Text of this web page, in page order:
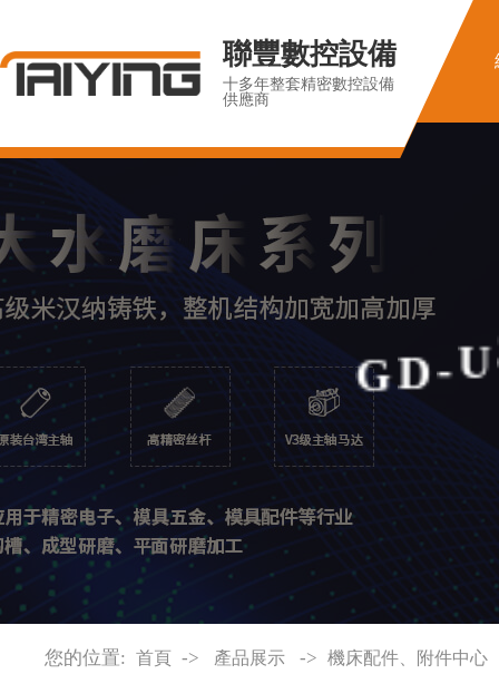
聯豐數控設備
十多年整套精密數控設備
供應商
GD-U
您的位置: 首頁 -> 產品展示 -> 機床配件、附件中心